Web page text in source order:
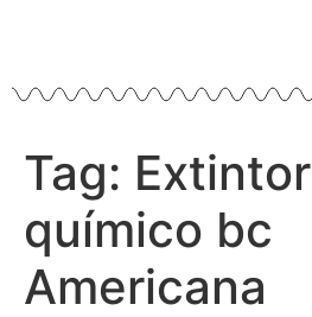
Tag:
químico bc
Americana